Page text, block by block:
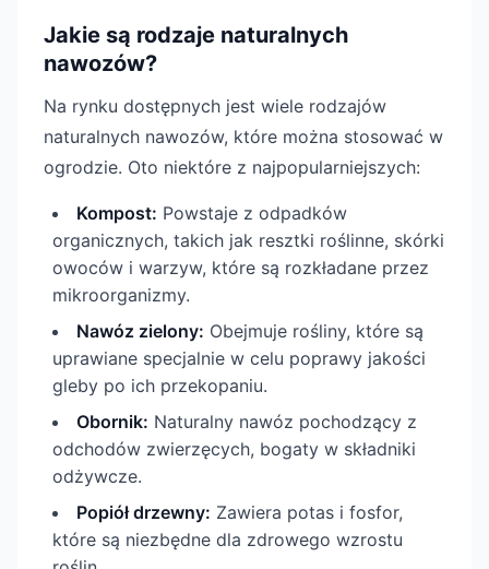
Jakie są rodzaje naturalnych
nawozów?
Na rynku dostępnych jest wiele rodzajów
naturalnych nawozów, które można stosować w
ogrodzie. Oto niektóre z najpopularniejszych:
Kompost: Powstaje z odpadków
organicznych, takich jak resztki roślinne, skórki
owoców i warzyw, które są rozkładane przez
mikroorganizmy.
Nawóz zielony: Obejmuje rośliny, które są
uprawiane specjalnie w celu poprawy jakości
gleby po ich przekopaniu.
Obornik: Naturalny nawóz pochodzący z
odchodów zwierzęcych, bogaty w składniki
odżywcze.
Popiół drzewny: Zawiera potas i fosfor,
które są niezbędne dla zdrowego wzrostu